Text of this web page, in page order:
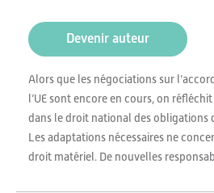
Devenir auteur
Alors que les négociations sur
l’UE sont encore en cours, on
dans le droit national des obligations
Les adaptations nécessaires ne
droit matériel. De nouvelles